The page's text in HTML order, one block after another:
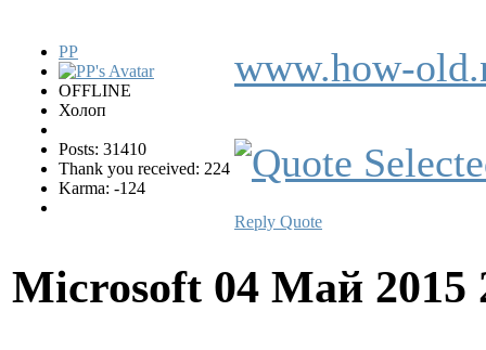
PP
OFFLINE
Холоп
Posts: 31410
Thank you received: 224
Karma: -124
www.how-
Reply Quote
Microsoft 04 Май 2015